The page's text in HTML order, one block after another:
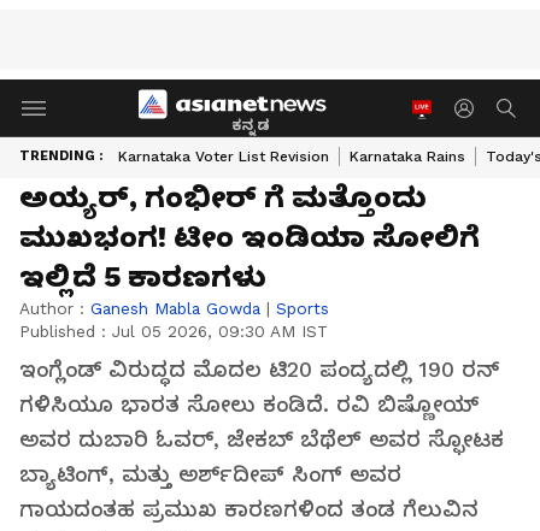
ಕನ್ನಡ
TRENDING : Karnataka Voter List Revision Karnataka Rains
ಅಯ್ಯರ್, ಗಂಭೀರ್ ಗೆ ಮತ್ತೊಂದು
ಮುಖಭಂಗ! ಟೀಂ ಇಂಡಿಯಾ ಸೋಲಿಗೆ
ಇಲ್ಲಿದೆ 5 ಕಾರಣಗಳು
Author : Ganesh Mabla Gowda | Sports
Published : Jul 05 2026, 09:30 AM IST
ಇಂಗ್ಲೆಂಡ್ ವಿರುದ್ಧದ ಮೊದಲ ಟಿ20 ಪಂದ್ಯದಲ್ಲಿ 190 ರನ್
ಗಳಿಸಿಯೂ ಭಾರತ ಸೋಲು ಕಂಡಿದೆ. ರವಿ ಬಿಷ್ಣೋಯ್
ಅವರ ದುಬಾರಿ ಓವರ್, ಜೇಕಬ್ ಬೆಥೆಲ್ ಅವರ ಸ್ಫೋಟಕ
ಬ್ಯಾಟಿಂಗ್, ಮತ್ತು ಅರ್ಶ್‌ದೀಪ್ ಸಿಂಗ್ ಅವರ
ಗಾಯದಂತಹ ಪ್ರಮುಖ ಕಾರಣಗಳಿಂದ ತಂಡ ಗೆಲುವಿನ